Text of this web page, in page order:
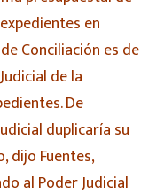
en
Conciliación es de
de la
De
duplicaría su
dijo Fuentes,
al Poder Judicial